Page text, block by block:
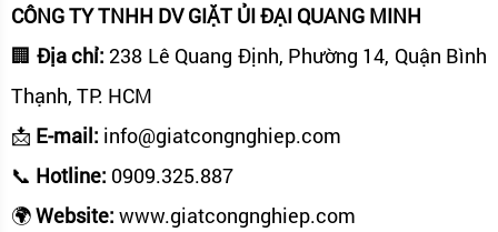
CÔNG TY TNHH DV GIẶT ỦI ĐẠI QUANG MINH
🏢 Địa chỉ: 238 Lê Quang Định, Phường 14, Quận Bình
Thạnh, TP. HCM
📩 E-mail: info@giatcongnghiep.com
📞 Hotline: 0909.325.887
🌍Website: www.giatcongnghiep.com